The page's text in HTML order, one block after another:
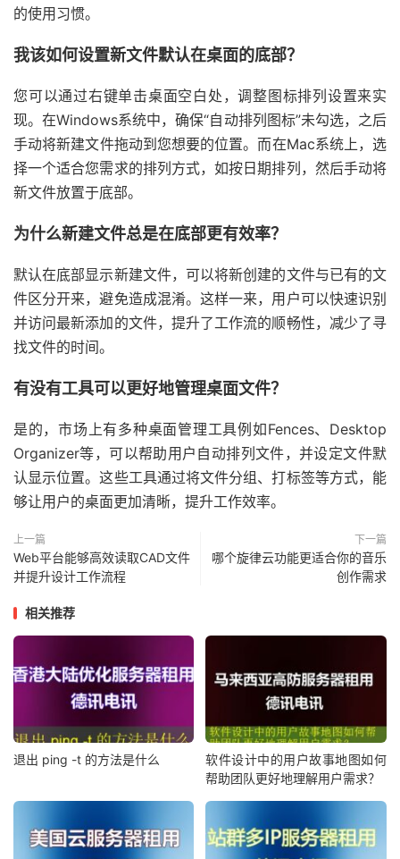
的使用习惯。
我该如何设置新文件默认在桌面的底部？
您可以通过右键单击桌面空白处，调整图标排列设置来实
现。在Windows系统中，确保“自动排列图标”未勾选，之后
手动将新建文件拖动到您想要的位置。而在Mac系统上，选
择一个适合您需求的排列方式，如按日期排列，然后手动将
新文件放置于底部。
为什么新建文件总是在底部更有效率？
默认在底部显示新建文件，可以将新创建的文件与已有的文
件区分开来，避免造成混淆。这样一来，用户可以快速识别
并访问最新添加的文件，提升了工作流的顺畅性，减少了寻
找文件的时间。
有没有工具可以更好地管理桌面文件？
是的，市场上有多种桌面管理工具例如Fences、Desktop
Organizer等，可以帮助用户自动排列文件，并设定文件默
认显示位置。这些工具通过将文件分组、打标签等方式，能
够让用户的桌面更加清晰，提升工作效率。
上一篇
Web平台能够高效读取CAD文件
并提升设计工作流程
下一篇
哪个旋律云功能更适合你的音乐
创作需求
相关推荐
退出 ping -t 的方法是什么
软件设计中的用户故事地图如何
帮助团队更好地理解用户需求？